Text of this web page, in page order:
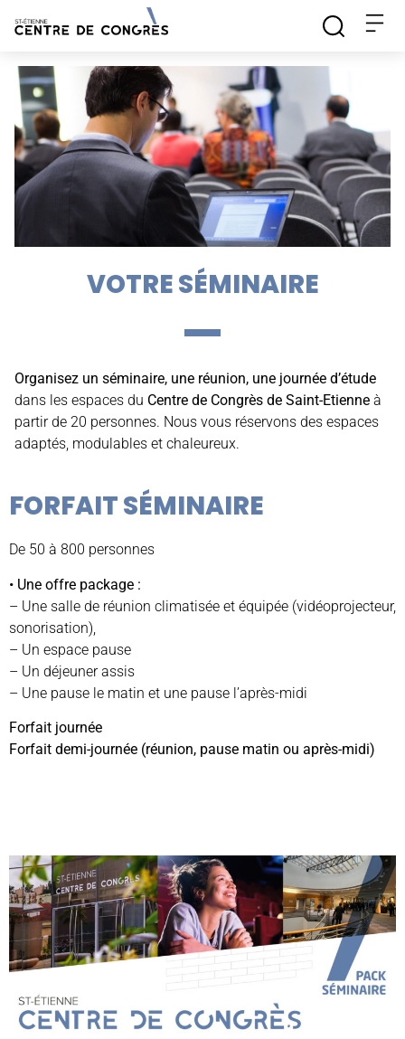
VOTRE SÉMINAIRE
Organisez un séminaire, une réunion, une journée d’étude
dans les espaces du Centre de Congrès de Saint-Etienne à
partir de 20 personnes. Nous vous réservons des espaces
adaptés, modulables et chaleureux.
FORFAIT SÉMINAIRE
De 50 à 800 personnes
• Une offre package :
– Une salle de réunion climatisée et équipée (vidéoprojecteur,
sonorisation),
– Un espace pause
– Un déjeuner assis
– Une pause le matin et une pause l’après-midi
Forfait journée
Forfait demi-journée (réunion, pause matin ou après-midi)